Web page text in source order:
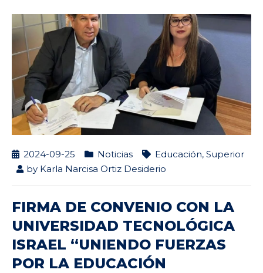
2024-09-25 Noticias Educación, Superior
by Karla Narcisa Ortiz Desiderio
FIRMA DE CONVENIO CON LA
UNIVERSIDAD TECNOLÓGICA
ISRAEL “UNIENDO FUERZAS
POR LA EDUCACIÓN